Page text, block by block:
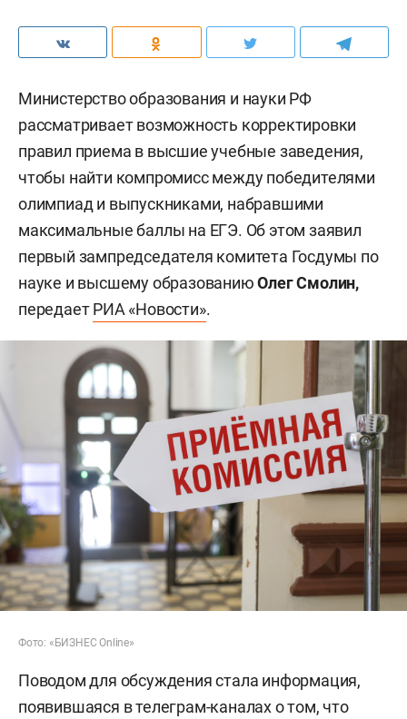
Министерство образования и науки РФ
рассматривает возможность корректировки
правил приема в высшие учебные заведения,
чтобы найти компромисс между победителями
олимпиад и выпускниками, набравшими
максимальные баллы на ЕГЭ. Об этом заявил
первый зампредседателя комитета Госдумы по
науке и высшему образованиюОлег Смолин,
передаетРИА «Новости».
Фото: «БИЗНЕС Online»
Поводом для обсуждения стала информация,
появившаяся в телеграм-каналах о том, что